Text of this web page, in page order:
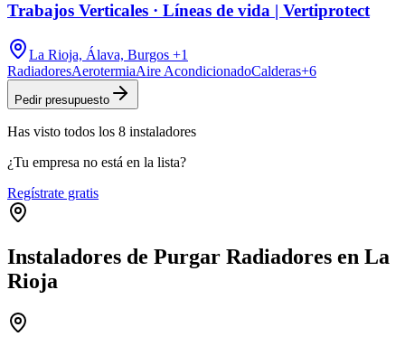
Trabajos Verticales · Líneas de vida | Vertiprotect
La Rioja, Álava, Burgos +1
RadiadoresAerotermiaAire AcondicionadoCalderas+6
Pedir presupuesto
Has visto todos los 8 instaladores
¿Tu empresa no está en la lista?
Regístrate gratis
Instaladores de Purgar Radiadores en La
Rioja